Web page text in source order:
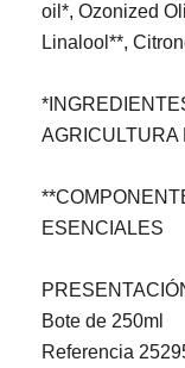
oil*, Ozonized
Linalool**,
AGRICULTURA
ESENCIALES
Bote de 250ml
Referencia